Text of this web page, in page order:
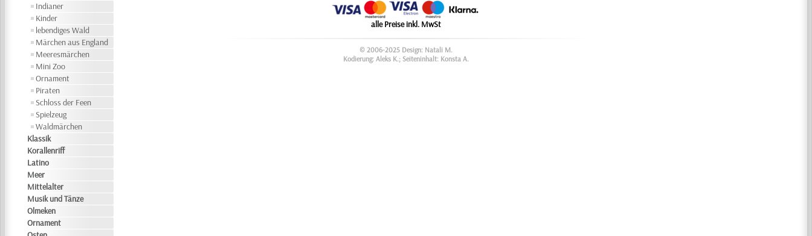
Indianer
Kinder
lebendiges Wald
Märchen aus England
Meeresmärchen
Mini Zoo
Ornament
Piraten
Schloss der Feen
Spielzeug
Waldmärchen
Klassik
Korallenriff
Latino
Meer
Mittelalter
Musik und Tänze
Olmeken
Ornament
alle Preise inkl. MwSt
© 2006-2025 Design: Natali M.
Kodierung: Aleks K.; Seiteninhalt: Konsta A.